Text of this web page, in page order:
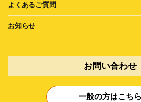
よくあるご質問
お知らせ
お問い合わせ
一般の方はこちら